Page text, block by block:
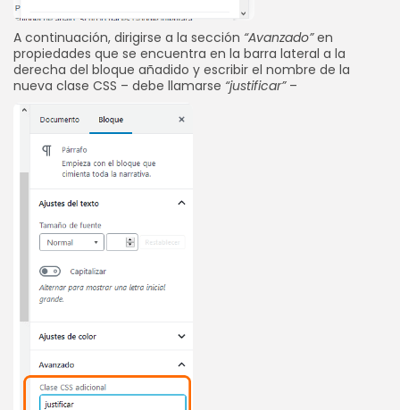
A continuación, dirigirse a la sección “Avanzado”en
propiedades que se encuentra en la barra lateral a la
derecha del bloque añadido y escribir el nombre de la
nueva clase CSS – debe llamarse “justificar”–